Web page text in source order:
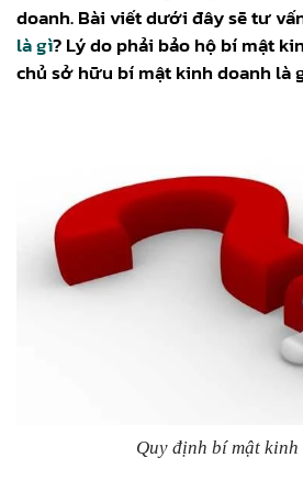
doanh. Bài viết dưới đây sẽ tư
là gì? Lý do phải bảo hộ bí mật
chủ sở hữu bí mật kinh doanh là
Quy định bí mật kinh